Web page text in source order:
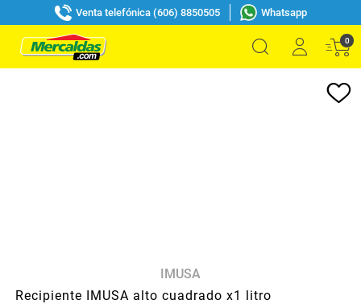
Venta telefónica (606) 8850505 Whatsapp
0
IMUSA
Recipiente IMUSA alto cuadrado x1 litro